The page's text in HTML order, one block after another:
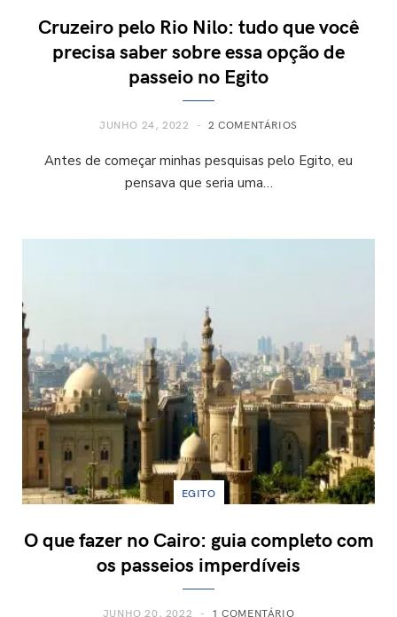
Cruzeiro pelo Rio Nilo: tudo que você
precisa saber sobre essa opção de
passeio no Egito
JUNHO 24, 2022 2 COMENTÁRIOS
Antes de começar minhas pesquisas pelo Egito, eu
pensava que seria uma…
EGITO
O que fazer no Cairo: guia completo com
os passeios imperdíveis
JUNHO 20, 2022 1 COMENTÁRIO